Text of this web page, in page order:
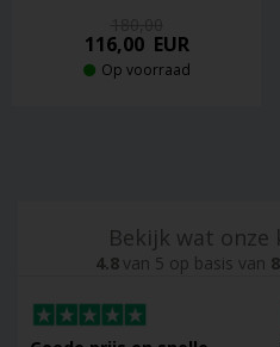
116,00EUR
Op voorraad
Bekijk wat onze
4.8van 5 op basis van